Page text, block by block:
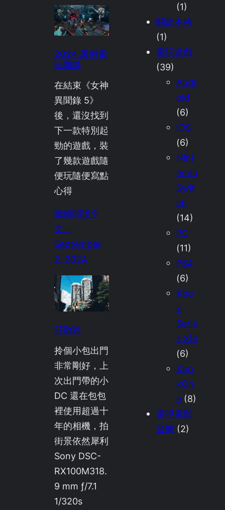
2024 暑假電
玩雜談
在結束《女神
異聞錄 5》
後，還沒找到
下一款特別起
勁的遊戲，裝
了幾款遊戲隨
便玩隨便寫點
心得
繼續閱讀全
文…
September
2, 2024
莊敬路
拎個小包出門
非常剛好，上
次出門帶的小
DC 還在包包
裡使用超過十
年的相機，拍
街景依然犀利
Sony DSC-
RX100M318.
9 mm ƒ/7.1
1/320s
(1)
關於本格
(1)
電玩遊戲
(39)
Andr
oid
(6)
iOS
(6)
Nint
endo
Swit
ch
(14)
PC
(11)
PS4
(6)
Xbo
x
Serie
s X|S
(6)
Xbo
xOn
e(8)
電視電影
音樂 (2)